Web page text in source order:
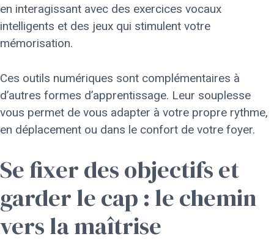
en interagissant avec des exercices vocaux
intelligents et des jeux qui stimulent votre
mémorisation.
Ces outils numériques sont complémentaires à
d’autres formes d’apprentissage. Leur souplesse
vous permet de vous adapter à votre propre rythme,
en déplacement ou dans le confort de votre foyer.
Se fixer des objectifs et
garder le cap : le chemin
vers la maîtrise